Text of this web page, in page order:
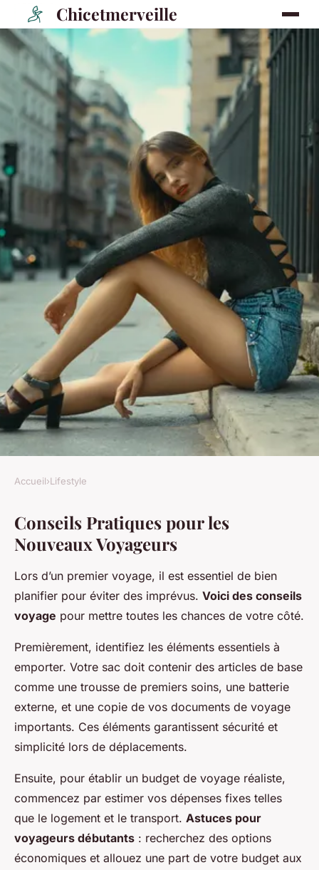
Chicetmerveille
LIFESTYLE
Conseils d'Experts Voyageurs :
Le Guide Indispensable pour
les Nouveaux Explorateurs
Nathan • 11 mars 2025 5 min de lecture
Accueil›Lifestyle
Conseils Pratiques pour les
Nouveaux Voyageurs
Lors d’un premier voyage, il est essentiel de bien
planifier pour éviter des imprévus. Voici des conseils
voyage pour mettre toutes les chances de votre côté.
Premièrement, identifiez les éléments essentiels à
emporter. Votre sac doit contenir des articles de base
comme une trousse de premiers soins, une batterie
externe, et une copie de vos documents de voyage
importants. Ces éléments garantissent sécurité et
simplicité lors de déplacements.
Ensuite, pour établir un budget de voyage réaliste,
commencez par estimer vos dépenses fixes telles
que le logement et le transport. Astuces pour
voyageurs débutants : recherchez des options
économiques et allouez une part de votre budget aux